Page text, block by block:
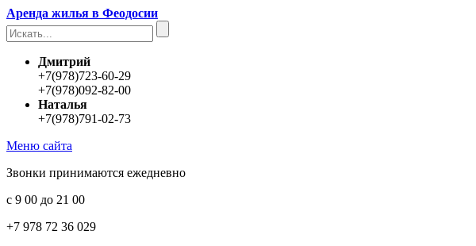
Аренда жилья в Феодосии
Дмитрий
+7(978)723-60-29
+7(978)092-82-00
Наталья
+7(978)791-02-73
Меню сайта
Звонки принимаются ежедневно
с 9 00 до 21 00
+7 978 72 36 029